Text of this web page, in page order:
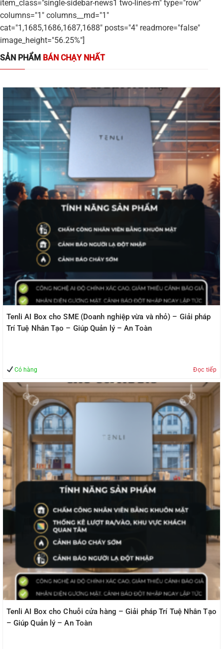
item_class="single-sidebar-news1 two-lines-m" type="row"
columns="1" columns__md="1"
cat="1,1685,1686,1687,1688" posts="4" readmore="false"
image_height="56.25%"]
SẢN PHẨM BÁN CHẠY NHẤT
Tenli AI Box cho SME (Doanh nghiệp vừa và nhỏ) – Giải pháp
Trí Tuệ Nhân Tạo – Giúp Quản lý – An Toàn
Có hàng Đọc tiếp
Tenli AI Box cho Chuỗi cửa hàng – Giải pháp Trí Tuệ Nhân Tạo
– Giúp Quản lý – An Toàn